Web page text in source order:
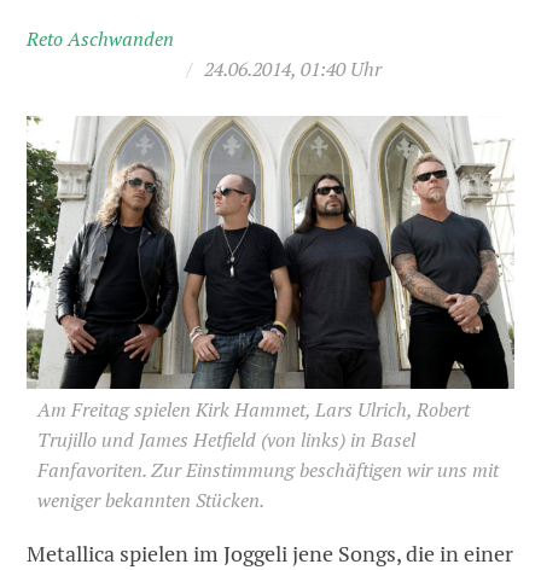
Reto Aschwanden
/ 24.06.2014, 01:40 Uhr
Am Freitag spielen Kirk Hammet, Lars Ulrich, Robert
Trujillo und James Hetfield (von links) in Basel
Fanfavoriten. Zur Einstimmung beschäftigen wir uns mit
weniger bekannten Stücken.
Metallica spielen im Joggeli jene Songs, die in einer